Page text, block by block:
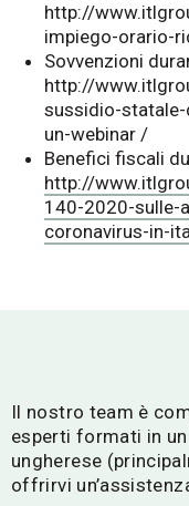
http://
impiego-orario-
Sovvenzioni
http://
sussidio-statale-
un-webinar /
Benefici fiscali
http://
140-2020-sulle-
coronavirus-in-
Il nostro team è
esperti formati in
ungherese
offrirvi